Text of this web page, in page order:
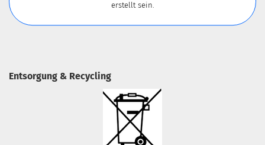
erstellt sein.
Entsorgung & Recycling